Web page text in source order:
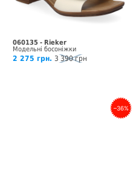
060135 - Rieker
Модельні босоніжки
2 275 грн. 3 390 грн
–36%